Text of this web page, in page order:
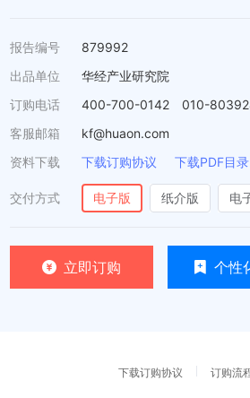
报告编号
879992
出品单位
华经产业研究院
订购电话
400-700-0142 010-
客服邮箱
kf@huaon.com
资料下载
下载订购协议 下载PDF目录
交付方式 电子版 纸介版 电
立即订购 个性
下载订购协议 订购流